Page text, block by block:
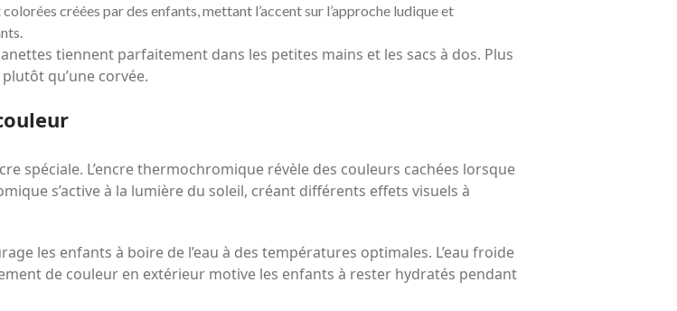
créées par des enfants, mettant l’accent sur l’approche ludique et
tiennent parfaitement dans les petites mains et les sacs à dos. Plus
qu’une corvée.
spéciale. L’encre thermochromique révèle des couleurs cachées lorsque
s’active à la lumière du soleil, créant différents effets visuels à
les enfants à boire de l’eau à des températures optimales. L’eau froide
de couleur en extérieur motive les enfants à rester hydratés pendant